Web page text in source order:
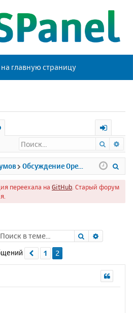
главную страницу
х
о
д
Поиск
переехала на GitHub . Старый форум
Поиск
Пред.
1 2